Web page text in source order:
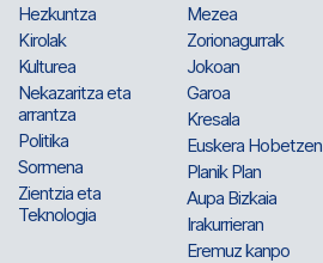
Hezkuntza
Kirolak
Kulturea
Nekazaritza eta
arrantza
Politika
Sormena
Zientzia eta
Teknologia
Mezea
Zorionagurrak
Jokoan
Garoa
Kresala
Euskera Hobetzen
Planik Plan
Aupa Bizkaia
Irakurrieran
Eremuz kanpo